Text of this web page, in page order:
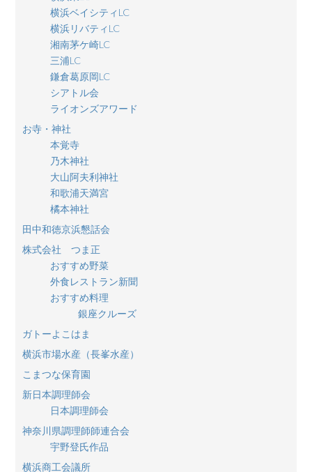
横浜ベイシティLC
横浜リバティLC
湘南茅ケ崎LC
三浦LC
鎌倉葛原岡LC
シアトル会
ライオンズアワード
お寺・神社
本覚寺
乃木神社
大山阿夫利神社
和歌浦天満宮
橘本神社
田中和徳京浜懇話会
株式会社 つま正
おすすめ野菜
外食レストラン新聞
おすすめ料理
銀座クルーズ
ガトーよこはま
横浜市場水産（長峯水産）
こまつな保育園
新日本調理師会
日本調理師会
神奈川県調理師師連合会
宇野登氏作品
横浜商工会議所